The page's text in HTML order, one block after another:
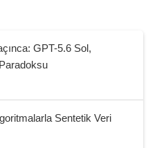
GPT-5.6 Sol,
Sentetik Veri